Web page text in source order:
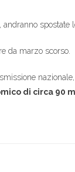
andranno spostate
da marzo scorso.
di circa 90